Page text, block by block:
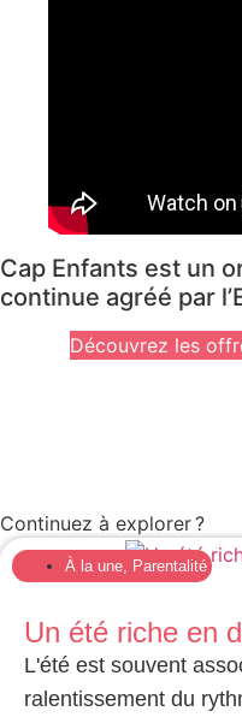
Cap Enfants est un
continue agréé par
Découvrez les
Continuez à explorer ?
À la une, Parentalité
Un été riche en
L'été est souvent
ralentissement du